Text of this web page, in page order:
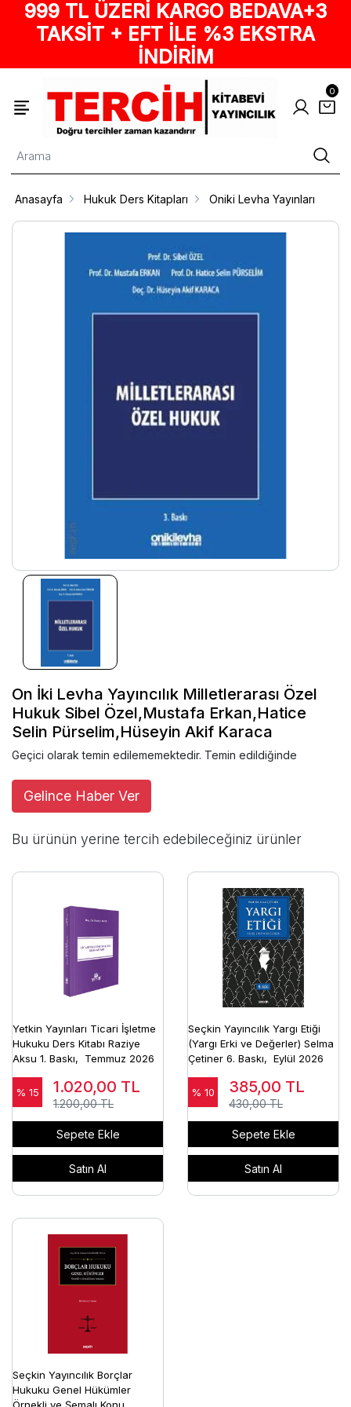
999 TL ÜZERİ KARGO BEDAVA+3
TAKSİT + EFT İLE %3 EKSTRA
İNDİRİM
0
Anasayfa Hukuk Ders Kitapları Oniki Levha Yayınları
On İki Levha Yayıncılık Milletlerarası Özel
Hukuk Sibel Özel,Mustafa Erkan,Hatice
Selin Pürselim,Hüseyin Akif Karaca
Geçici olarak temin edilememektedir. Temin edildiğinde
Gelince Haber Ver
Bu ürünün yerine tercih edebileceğiniz ürünler
Yetkin Yayınları Ticari İşletme
Hukuku Ders Kitabı Raziye
Aksu 1. Baskı, Temmuz 2026
% 15 1.020,00 TL
1.200,00 TL
Sepete Ekle
Satın Al
Seçkin Yayıncılık Yargı Etiği
(Yargı Erki ve Değerler) Selma
Çetiner 6. Baskı, Eylül 2026
% 10 385,00 TL
430,00 TL
Sepete Ekle
Satın Al
Seçkin Yayıncılık Borçlar
Hukuku Genel Hükümler